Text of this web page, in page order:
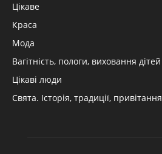
Цікаве
Краса
Мода
Вагітність, пологи, виховання дітей
Цікаві люди
Свята. Історія, традиції, привітання